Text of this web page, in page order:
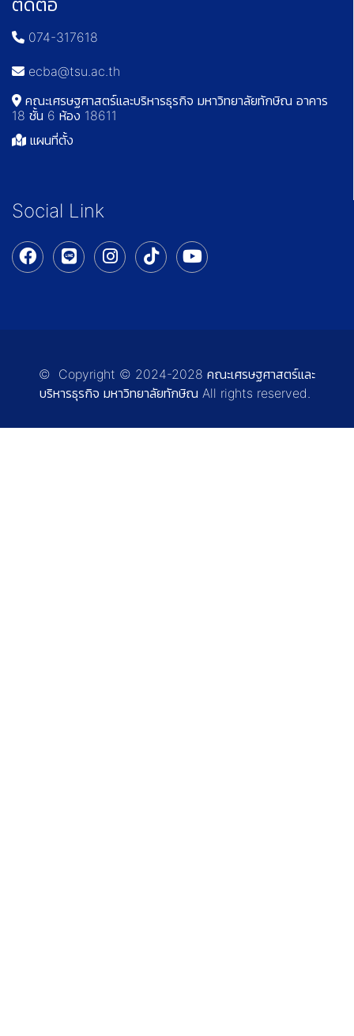
074-317618
ecba@tsu.ac.th
คณะเศรษฐศาสตร์และบริหารธุรกิจ มหาวิทยาลัยทักษิณ อาคาร
18 ชั้น 6 ห้อง 18611
แผนที่ตั้ง
Social Link
© Copyright © 2024-2028 คณะเศรษฐศาสตร์และ
บริหารธุรกิจ มหาวิทยาลัยทักษิณ All rights reserved.